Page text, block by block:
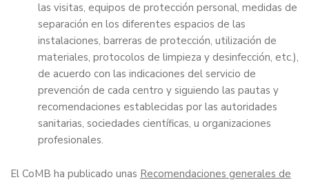
las visitas, equipos de protección personal, medidas de
separación en los diferentes espacios de las
instalaciones, barreras de protección, utilización de
materiales, protocolos de limpieza y desinfección, etc.),
de acuerdo con las indicaciones del servicio de
prevención de cada centro y siguiendo las pautas y
recomendaciones establecidas por las autoridades
sanitarias, sociedades científicas, u organizaciones
profesionales.
El CoMB ha publicado unas Recomendaciones generales de